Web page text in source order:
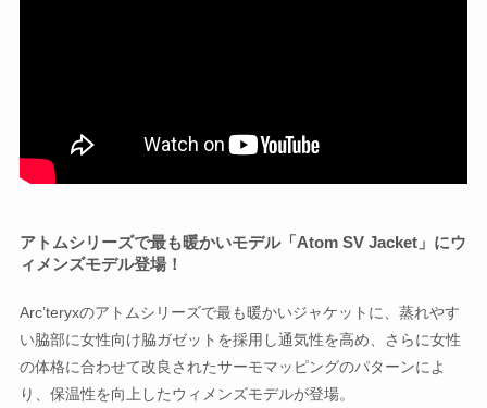
アトムシリーズで最も暖かいモデル「Atom SV Jacket」にウ
ィメンズモデル登場！
Arc’teryxのアトムシリーズで最も暖かいジャケットに、蒸れやす
い脇部に女性向け脇ガゼットを採用し通気性を高め、さらに女性
の体格に合わせて改良されたサーモマッピングのパターンによ
り、保温性を向上したウィメンズモデルが登場。